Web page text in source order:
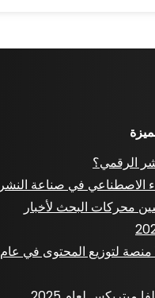
الرقمي؟
الاصطناعي في صناعة النشر
محركات البحث لأخبار
أفضل 15 منصة لتوزيع المحتوى في عام